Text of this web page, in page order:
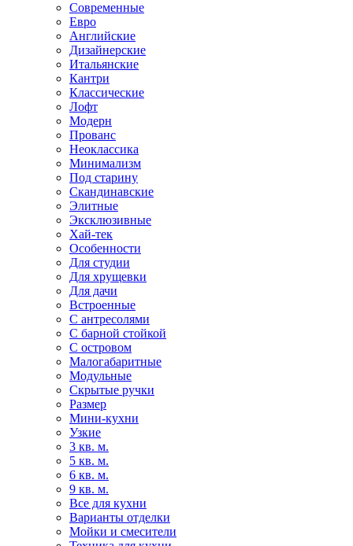
Современные
Евро
Английские
Дизайнерские
Итальянские
Кантри
Классические
Лофт
Модерн
Прованс
Неоклассика
Минимализм
Под старину
Скандинавские
Элитные
Эксклюзивные
Хай-тек
Особенности
Для студии
Для хрущевки
Для дачи
Встроенные
С антресолями
С барной стойкой
С островом
Малогабаритные
Модульные
Скрытые ручки
Размер
Мини-кухни
Узкие
3 кв. м.
5 кв. м.
6 кв. м.
9 кв. м.
Все для кухни
Варианты отделки
Мойки и смесители